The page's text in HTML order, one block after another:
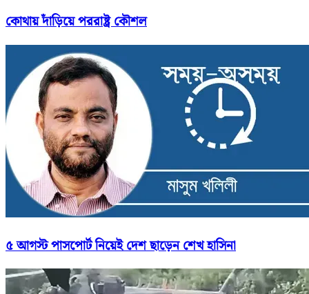
কোথায় দাঁড়িয়ে পররাষ্ট্র কৌশল
৫ আগস্ট পাসপোর্ট নিয়েই দেশ ছাড়েন শেখ হাসিনা